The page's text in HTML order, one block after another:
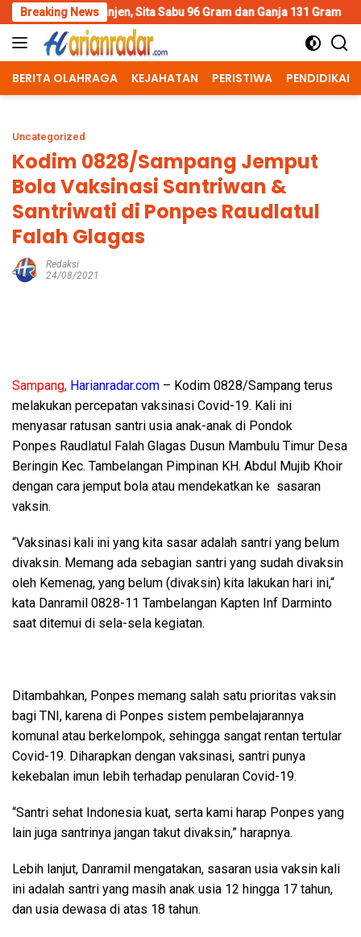
Skip
to
content
Breaking News
Sita Sabu 96 Gram dan Ganja 131 Gram Wujud Polisi
BERITA OLAHRAGA KEJAHATAN PERISTIWA PENDIDIKAN
Uncategorized
Kodim 0828/Sampang Jemput
Bola Vaksinasi Santriwan &
Santriwati di Ponpes Raudlatul
Falah Glagas
Redaksi
24/08/2021
Sampang, Harianradar.com – Kodim 0828/Sampang terus
melakukan percepatan vaksinasi Covid-19. Kali ini
menyasar ratusan santri usia anak-anak di Pondok
Ponpes Raudlatul Falah Glagas Dusun Mambulu Timur Desa
Beringin Kec. Tambelangan Pimpinan KH. Abdul Mujib Khoir
dengan cara jemput bola atau mendekatkan ke sasaran
vaksin.
“Vaksinasi kali ini yang kita sasar adalah santri yang belum
divaksin. Memang ada sebagian santri yang sudah divaksin
oleh Kemenag, yang belum (divaksin) kita lakukan hari ini,“
kata Danramil 0828-11 Tambelangan Kapten Inf Darminto
saat ditemui di sela-sela kegiatan.
Ditambahkan, Ponpes memang salah satu prioritas vaksin
bagi TNI, karena di Ponpes sistem pembelajarannya
komunal atau berkelompok, sehingga sangat rentan tertular
Covid-19. Diharapkan dengan vaksinasi, santri punya
kekebalan imun lebih terhadap penularan Covid-19.
“Santri sehat Indonesia kuat, serta kami harap Ponpes yang
lain juga santrinya jangan takut divaksin,” harapnya.
Lebih lanjut, Danramil mengatakan, sasaran usia vaksin kali
ini adalah santri yang masih anak usia 12 hingga 17 tahun,
dan usia dewasa di atas 18 tahun.